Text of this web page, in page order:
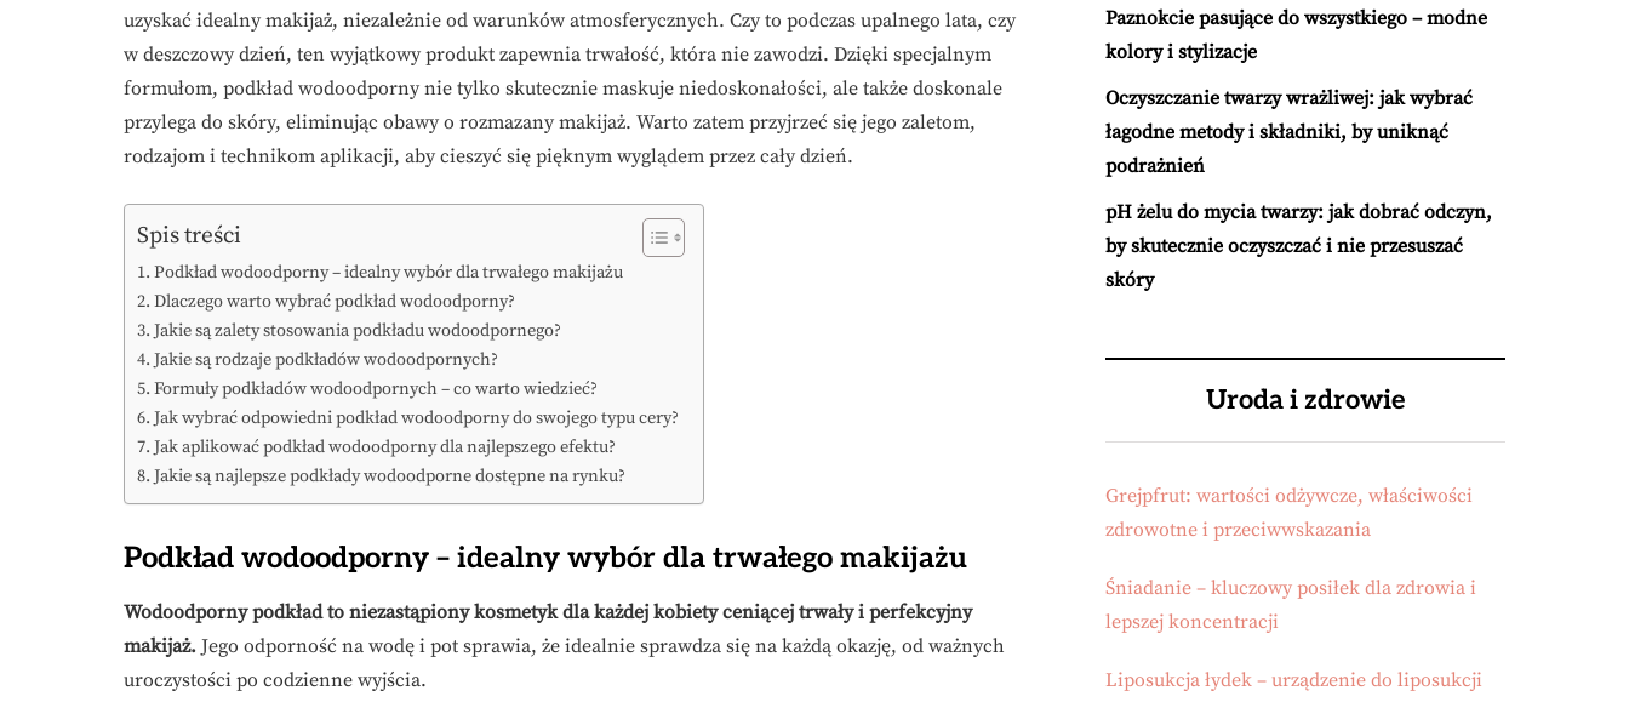
uzyskać idealny makijaż, niezależnie od warunków atmosferycznych. Czy to podczas upalnego lata, czy
w deszczowy dzień, ten wyjątkowy produkt zapewnia trwałość, która nie zawodzi. Dzięki specjalnym
formułom, podkład wodoodporny nie tylko skutecznie maskuje niedoskonałości, ale także doskonale
przylega do skóry, eliminując obawy o rozmazany makijaż. Warto zatem przyjrzeć się jego zaletom,
rodzajom i technikom aplikacji, aby cieszyć się pięknym wyglądem przez cały dzień.
Spis treści
Podkład wodoodporny – idealny wybór dla trwałego makijażu
Dlaczego warto wybrać podkład wodoodporny?
Jakie są zalety stosowania podkładu wodoodpornego?
Jakie są rodzaje podkładów wodoodpornych?
Formuły podkładów wodoodpornych – co warto wiedzieć?
Jak wybrać odpowiedni podkład wodoodporny do swojego typu cery?
Jak aplikować podkład wodoodporny dla najlepszego efektu?
Jakie są najlepsze podkłady wodoodporne dostępne na rynku?
Podkład wodoodporny – idealny wybór dla trwałego makijażu
Wodoodporny podkład to niezastąpiony kosmetyk dla każdej kobiety ceniącej trwały i perfekcyjny
makijaż. Jego odporność na wodę i pot sprawia, że idealnie sprawdza się na każdą okazję, od ważnych
uroczystości po codzienne wyjścia.
Paznokcie pasujące do wszystkiego – modne
kolory i stylizacje
Oczyszczanie twarzy wrażliwej: jak wybrać
łagodne metody i składniki, by uniknąć
podrażnień
pH żelu do mycia twarzy: jak dobrać odczyn,
by skutecznie oczyszczać i nie przesuszać
skóry
Uroda i zdrowie
Grejpfrut: wartości odżywcze, właściwości
zdrowotne i przeciwwskazania
Śniadanie – kluczowy posiłek dla zdrowia i
lepszej koncentracji
Liposukcja łydek – urządzenie do liposukcji